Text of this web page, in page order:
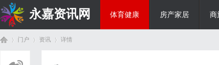
永嘉资讯网 体育健康 房产家居 商
门户 资讯 详情